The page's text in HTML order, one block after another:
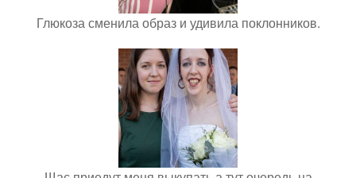
Глюкоза сменила образ и удивила поклонников.